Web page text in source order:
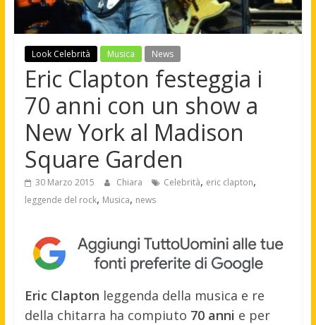
Look Celebrità Musica News
Eric Clapton festeggia i
70 anni con un show a
New York al Madison
Square Garden
30 Marzo 2015 Chiara Celebrità, eric clapton,
leggende del rock, Musica, news
Eric Clapton leggenda della musica e re
della chitarra ha compiuto 70 anni e per